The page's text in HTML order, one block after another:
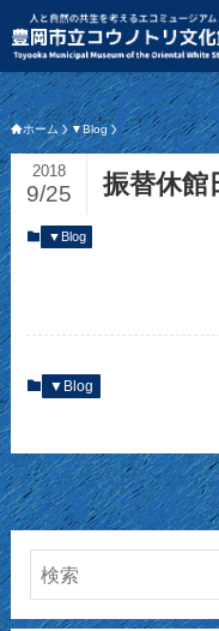
ホーム ▼Blog
振替休館
2018
9/25
▼Blog
▼Blog